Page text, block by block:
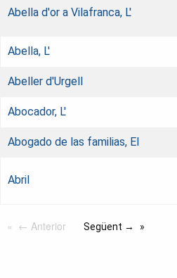
Abella d'or a Vilafranca, L'
Abella, L'
Abeller d'Urgell
Abocador, L'
Abogado de las familias, El
Abril
← Anterior Següent →